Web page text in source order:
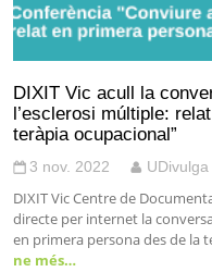
DIXIT Vic acull la
l’esclerosi múltiple:
teràpia ocupacional”
3 nov. 2022 UDivulga
DIXIT Vic Centre de
directe per internet la
en primera persona des de la
ne més…